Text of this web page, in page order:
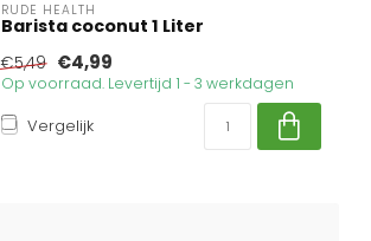
RUDE HEALTH
Barista coconut 1 Liter
€5,49 €4,99
Op voorraad. Levertijd 1 - 3 werkdagen
Vergelijk